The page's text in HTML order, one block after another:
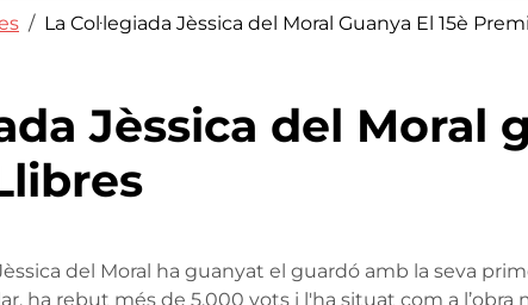
La Col·legiada Jèssica del Moral Guanya El 15è
Jèssica del Moral
del Moral ha guanyat el guardó amb la seva
ha rebut més de 5.000 vots i l'ha situat com a l’obra